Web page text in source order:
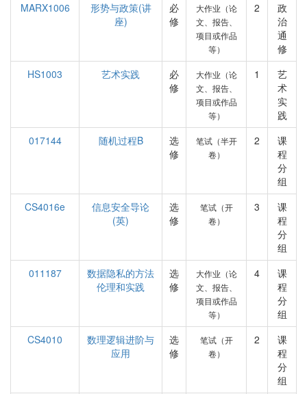
MARX1006
形势与政策(讲
座)
必
修
大作业（论
文、报告、
项目或作品
等）
2
政
治
通
修
HS1003
艺术实践
必
修
大作业（论
文、报告、
项目或作品
等）
1
艺
术
实
践
017144
随机过程B
选
修
笔试（半开
卷）
2
课
程
分
组
CS4016e
信息安全导论
(英)
选
修
笔试（开
卷）
3
课
程
分
组
011187
数据隐私的方法
伦理和实践
选
修
大作业（论
文、报告、
项目或作品
等）
4
课
程
分
组
CS4010
数理逻辑进阶与
应用
选
修
笔试（开
卷）
2
课
程
分
组